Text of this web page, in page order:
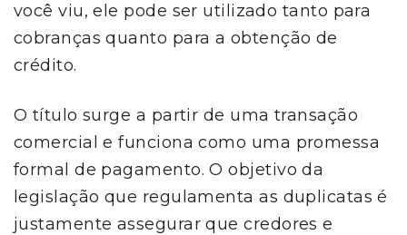
você viu, ele pode ser utilizado tanto para
cobranças quanto para a obtenção de
crédito.
O título surge a partir de uma transação
comercial e funciona como uma promessa
formal de pagamento. O objetivo da
legislação que regulamenta as duplicatas é
justamente assegurar que credores e